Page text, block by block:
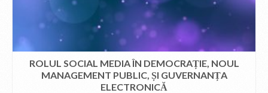
ROLUL SOCIAL MEDIA ÎN DEMOCRAȚIE, NOUL
MANAGEMENT PUBLIC, ȘI GUVERNANȚA
ELECTRONICĂ